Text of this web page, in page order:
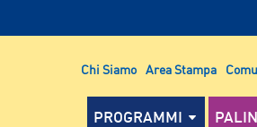
Chi Siamo Area Stampa
PROGRAMMI